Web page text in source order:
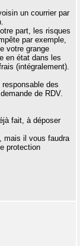
un courrier par
part, les risques
par exemple,
votre grange
en état dans les
(intégralement).
des
de RDV.
fait, à déposer
mais il vous faudra
protection